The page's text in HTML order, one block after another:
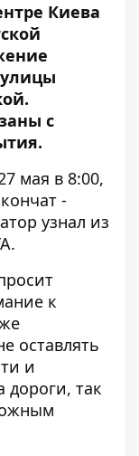
Киева
улицы
с
мая в 8:00,
-
узнал из
к
оставлять
и
дороги, так